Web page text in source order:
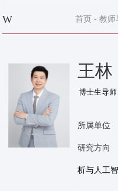
W 首页 - 教师
王林
所属单位
研究方向
析与人工